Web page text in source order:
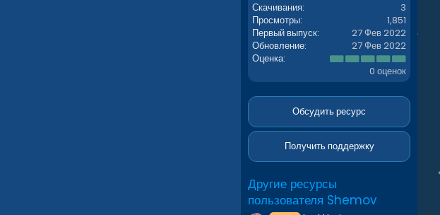
Скачивания
3
Просмотры
1,851
Первый выпуск
27 Фев 2022
Обновление
27 Фев 2022
Оценка
0
.
0
з
ё
з
0 оценок
Обсудить ресурс
Получить поддержку
Другие ресурсы
пользователя Shemov